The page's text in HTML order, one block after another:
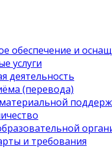
обеспечение и
услуги
деятельность
(перевода)
и требования